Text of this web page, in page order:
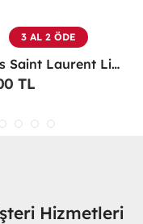
3 AL 2 ÖDE
Yves Saint Laurent Libre EDP 90 Ml Kadın Parfüm - YSLL
TL
Hizmetleri